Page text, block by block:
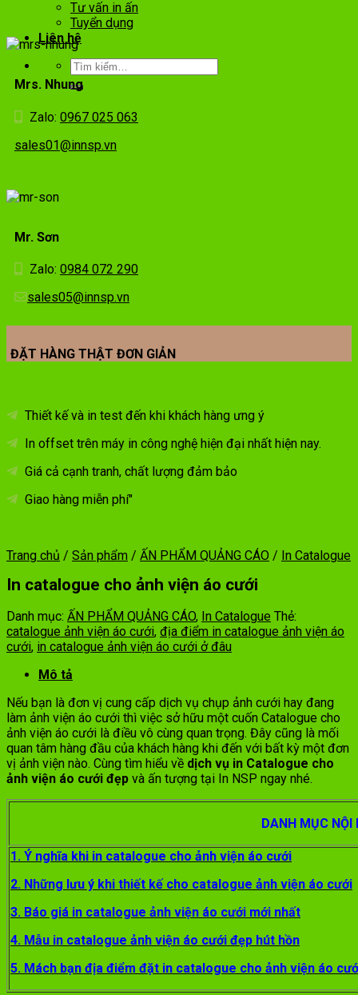
Tư vấn in ấn
Tuyển dụng
Liên hệ
Mrs. Nhung
Zalo: 0967 025 063
sales01@innsp.vn
Mr. Sơn
Zalo: 0984 072 290
sales05@innsp.vn
ĐẶT HÀNG THẬT ĐƠN GIẢN
Thiết kế và in test đến khi khách hàng ưng ý
In offset trên máy in công nghệ hiện đại nhất hiện nay.
Giá cả cạnh tranh, chất lượng đảm bảo
Giao hàng miễn phí"
Trang chủ / Sản phẩm / ẤN PHẨM QUẢNG CÁO / In Catalogue
In catalogue cho ảnh viện áo cưới
Danh mục: ẤN PHẨM QUẢNG CÁO, In Catalogue Thẻ:
catalogue ảnh viện áo cưới, địa điểm in catalogue ảnh viện áo
cưới, in catalogue ảnh viện áo cưới ở đâu
Mô tả
Nếu bạn là đơn vị cung cấp dịch vụ chụp ảnh cưới hay đang
làm ảnh viện áo cưới thì việc sở hữu một cuốn Catalogue cho
ảnh viện áo cưới là điều vô cùng quan trọng. Đây cũng là mối
quan tâm hàng đầu của khách hàng khi đến với bất kỳ một đơn
vị ảnh viện nào. Cùng tìm hiểu về dịch vụ in Catalogue cho
ảnh viện áo cưới đẹp và ấn tượng tại In NSP ngay nhé.
DANH MỤC NỘI
1. Ý nghĩa khi in catalogue cho ảnh viện áo cưới
2. Những lưu ý khi thiết kế cho catalogue ảnh viện áo cưới
3. Báo giá in catalogue ảnh viện áo cưới mới nhất
4. Mẫu in catalogue ảnh viện áo cưới đẹp hút hồn
5. Mách bạn địa điểm đặt in catalogue cho ảnh viện áo